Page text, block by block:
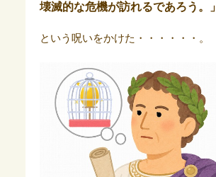
壊滅的な危機が訪れるであろう。」
という呪いをかけた・・・・・・。